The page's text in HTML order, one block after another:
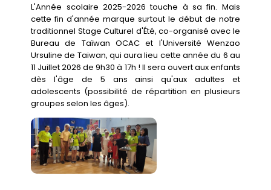
L'Année scolaire 2025-2026 touche à sa fin. Mais
cette fin d'année marque surtout le début de notre
traditionnel Stage Culturel d'Été, co-organisé avec le
Bureau de Taïwan OCAC et l'Université Wenzao
Ursuline de Taiwan, qui aura lieu cette année du 6 au
11 Juillet 2026 de 9h30 à 17h ! Il sera ouvert aux enfants
dès l'âge de 5 ans ainsi qu'aux adultes et
adolescents (possibilité de répartition en plusieurs
groupes selon les âges).